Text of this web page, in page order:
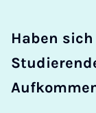
Haben